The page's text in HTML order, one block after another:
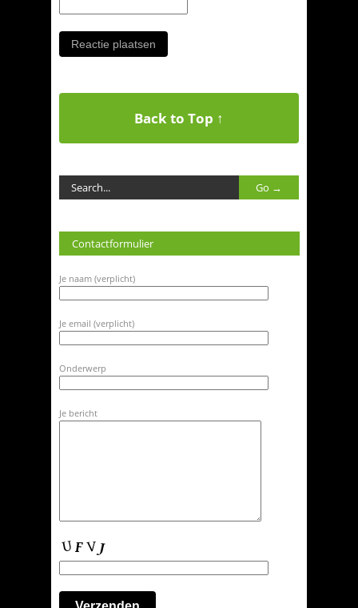
Back to Top ↑
Contactformulier
Je naam (verplicht)
Je email (verplicht)
Onderwerp
Je bericht